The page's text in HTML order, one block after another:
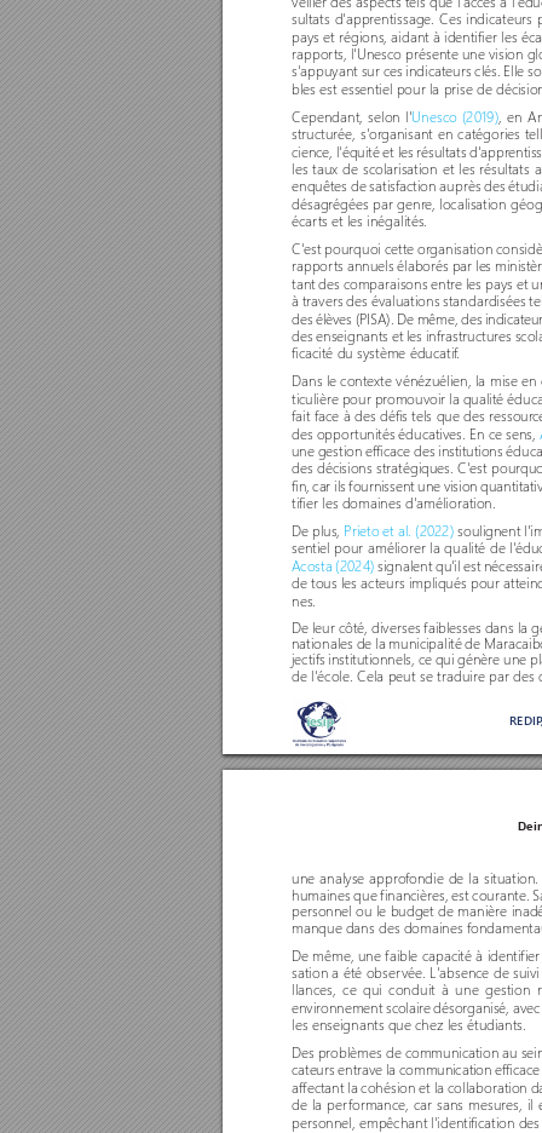
REDIP
sultats d'apprentissage. Ces indicateurs
pays et régions, aidant à identifier les
rapports, l'Unesco présente une vision
s'appuyant sur ces indicateurs clés. Elle
bles est essentiel pour la prise de
Cependant, selon l'Unesco (2019) , en
structurée, s'organisant en catégories
cience, l'équité et les résultats d'appr
les taux de scolarisation et les résultats
enquêtes de satisfaction auprès des
désagrégées par genre, localisation
écarts et les inégalités.
C'est pourquoi cette organisation
rapports annuels élaborés par les ministèr
tant des comparaisons entre les pays et
à travers des évaluations standardisées
des élèves (PISA). De même, des
des enseignants et les infrastructures
ficacité du système éducatif.
Dans le contexte vénézuélien, la mise
ticulière pour promouvoir la qualité
fait face à des défis tels que des ressour
des opportunités éducatives. En ce sens,
une gestion efficace des institutions
des décisions stratégiques. C'est
fin, car ils fournissent une vision
tifier les domaines d'amélioration.
De plus, Prieto et al. (2022) soulignent
sentiel pour améliorer la qualité de
Acosta (2024) signalent qu'il est
de tous les acteurs impliqués pour
nes.
De leur côté, diverses faiblesses dans la
nationales de la municipalité de
jectifs institutionnels, ce qui génère une
de l'école. Cela peut se traduire par des
une analyse approfondie de la situation.
humaines que financières, est courante.
personnel ou le budget de manière
manque dans des domaines
De même, une faible capacité à
sation a été observée. L'absence de
llances, ce qui conduit à une gestion
environnement scolaire désorganisé,
les enseignants que chez les étudiants.
Des problèmes de communication au
cateurs entrave la communication
affectant la cohésion et la collaboration
de la performance, car sans mesures, il
personnel, empêchant l'identification